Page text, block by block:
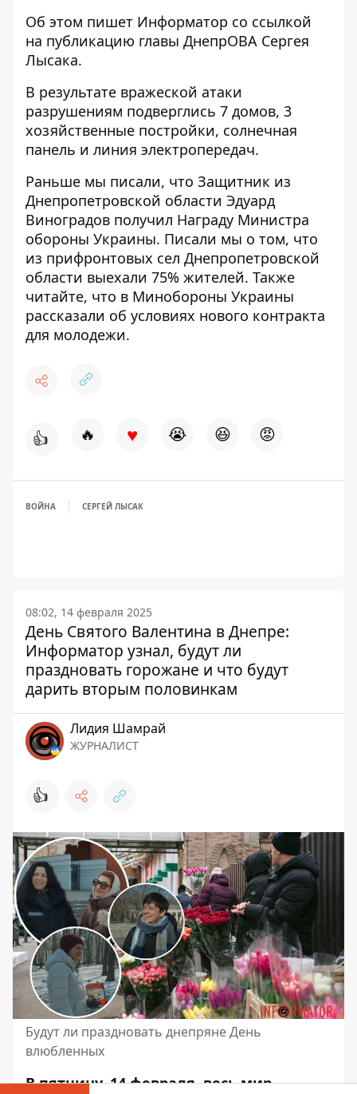
Об этом пишет Информатор со ссылкой
на публикацию главы ДнепрОВА Сергея
Лысака.
В результате вражеской атаки
разрушениям подверглись 7 домов, 3
хозяйственные постройки, солнечная
панель и линия электропередач.
Раньше мы писали, что Защитник из
Днепропетровской области Эдуард
Виноградов получил Награду Министра
обороны Украины. Писали мы о том, что
из прифронтовых сел Днепропетровской
области выехали 75% жителей. Также
читайте, что в Минобороны Украины
рассказали об условиях нового контракта
для молодежи.
👍 🔥 ♥ 😭 😆 😡
ВОЙНА СЕРГЕЙ ЛЫСАК
08:02, 14 февраля 2025
День Святого Валентина в Днепре:
Информатор узнал, будут ли
праздновать горожане и что будут
дарить вторым половинкам
Лидия Шамрай
ЖУРНАЛИСТ
👍
Будут ли праздновать днепряне День
влюбленных
В пятницу, 14 февраля, весь мир